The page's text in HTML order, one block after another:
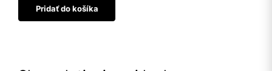
Pridať do košíka